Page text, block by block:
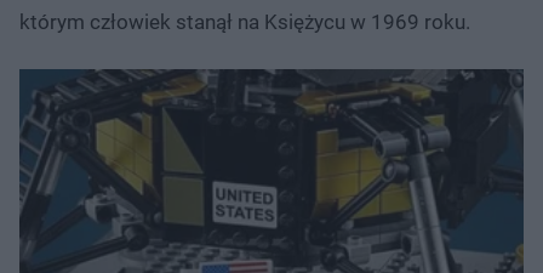
którym człowiek stanął na Księżycu w 1969 roku.